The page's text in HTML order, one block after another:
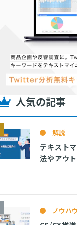
人気の記事
解説
テキスト
法やアウ
ノウハ